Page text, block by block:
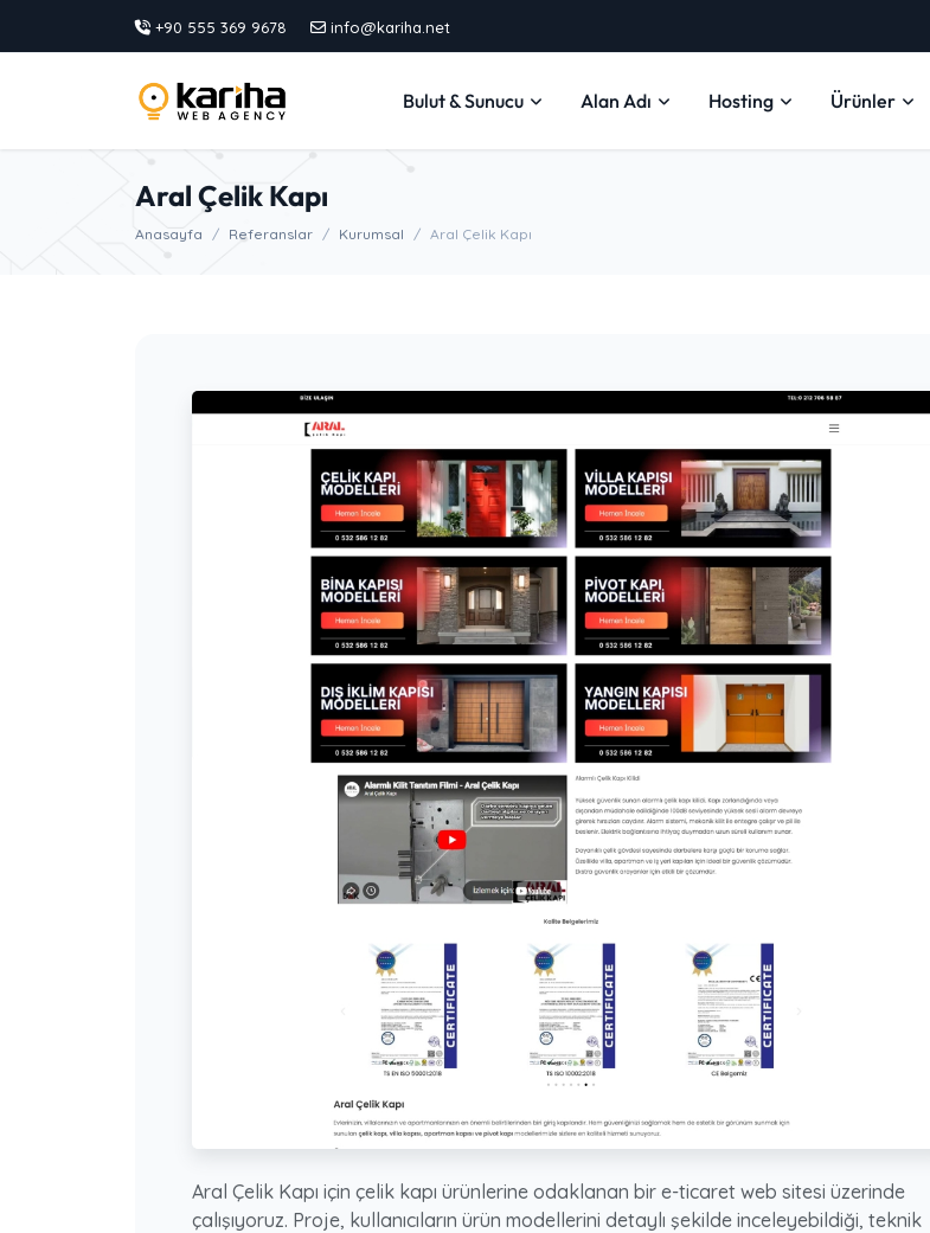
+90 555 369 9678 info@kariha.net
Bulut & Sunucu Alan Adı Hosting Ürünler
Aral Çelik Kapı
Anasayfa Referanslar Kurumsal Aral Çelik Kapı
Aral Çelik Kapı için çelik kapı ürünlerine odaklanan bir e-ticaret web sitesi üzerinde
çalışıyoruz. Proje, kullanıcıların ürün modellerini detaylı şekilde inceleyebildiği, teknik